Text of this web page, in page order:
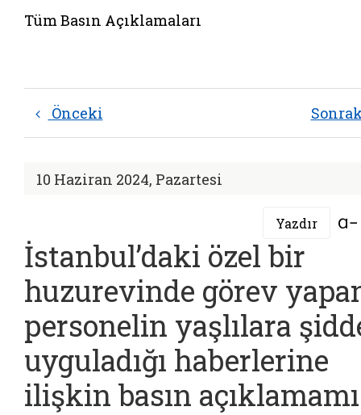
Tüm Basın Açıklamaları
Önceki
10 Haziran 2024, Pazartesi
Yazdır
İstanbul’daki özel bir
huzurevinde görev
personelin yaşlılara
uyguladığı haberlerine
ilişkin basın